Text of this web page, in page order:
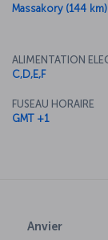
Massakory (144 km)
ALIMENTATION
C,D,E,F
FUSEAU HORAIRE
GMT +1
Anvier